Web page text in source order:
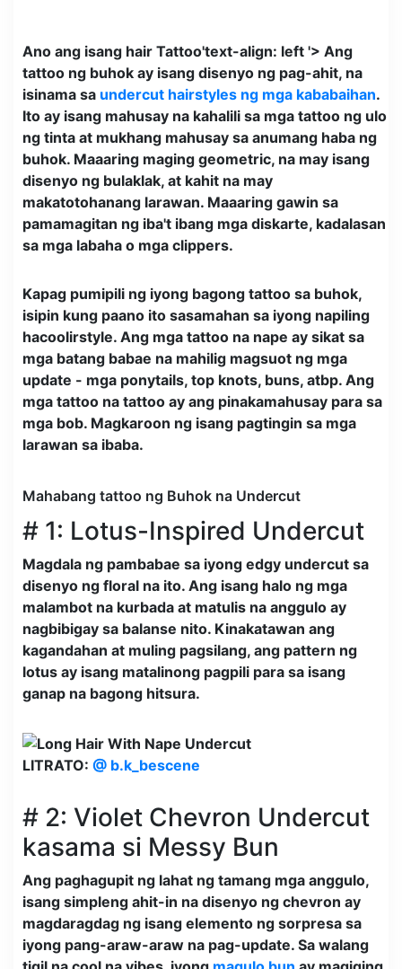
Ano ang isang hair Tattoo'text-align: left '> Ang
tattoo ng buhok ay isang disenyo ng pag-ahit, na
isinama sa undercut hairstyles ng mga kababaihan.
Ito ay isang mahusay na kahalili sa mga tattoo ng ulo
ng tinta at mukhang mahusay sa anumang haba ng
buhok. Maaaring maging geometric, na may isang
disenyo ng bulaklak, at kahit na may
makatotohanang larawan. Maaaring gawin sa
pamamagitan ng iba't ibang mga diskarte, kadalasan
sa mga labaha o mga clippers.
Kapag pumipili ng iyong bagong tattoo sa buhok,
isipin kung paano ito sasamahan sa iyong napiling
hacoolirstyle. Ang mga tattoo na nape ay sikat sa
mga batang babae na mahilig magsuot ng mga
update - mga ponytails, top knots, buns, atbp. Ang
mga tattoo na tattoo ay ang pinakamahusay para sa
mga bob. Magkaroon ng isang pagtingin sa mga
larawan sa ibaba.
Mahabang tattoo ng Buhok na Undercut
# 1: Lotus-Inspired Undercut
Magdala ng pambabae sa iyong edgy undercut sa
disenyo ng floral na ito. Ang isang halo ng mga
malambot na kurbada at matulis na anggulo ay
nagbibigay sa balanse nito. Kinakatawan ang
kagandahan at muling pagsilang, ang pattern ng
lotus ay isang matalinong pagpili para sa isang
ganap na bagong hitsura.
LITRATO: @ b.k_bescene
# 2: Violet Chevron Undercut
kasama si Messy Bun
Ang paghagupit ng lahat ng tamang mga anggulo,
isang simpleng ahit-in na disenyo ng chevron ay
magdaragdag ng isang elemento ng sorpresa sa
iyong pang-araw-araw na pag-update. Sa walang